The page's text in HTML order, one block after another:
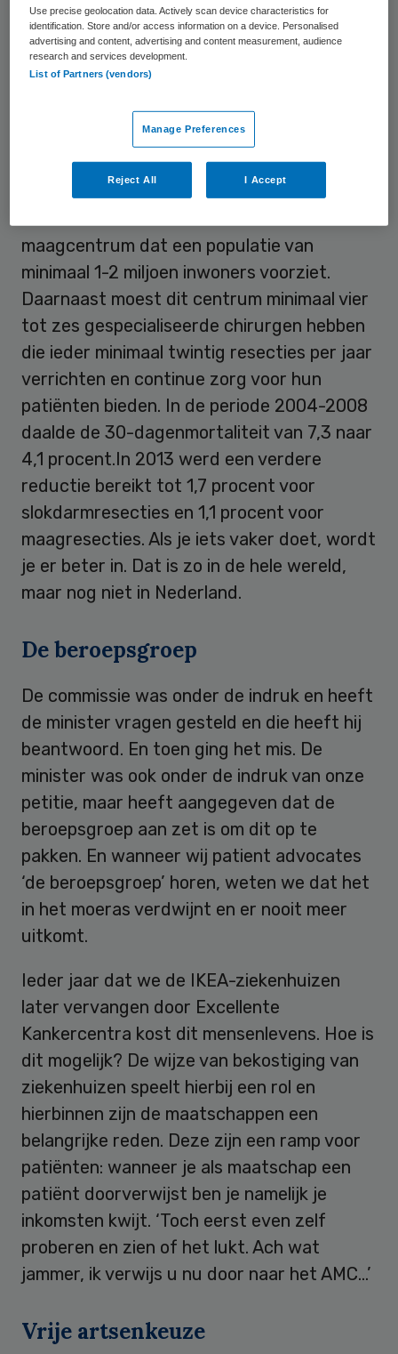
moeten stoppen. Wat wij voorstellen in de
petitie, zorgt ervoor dat de zorg voor
kankerpatiënten beter, sneller en
Een voorbeeld dat duidelijk maakt dat
concentratie werkt: In Engeland werden in
2001 afspraken gemaakt om de zorg te
maagcentrum dat een populatie van
minimaal 1-2 miljoen inwoners voorziet.
Daarnaast moest dit centrum minimaal vier
tot zes gespecialiseerde chirurgen hebben
die ieder minimaal twintig resecties per jaar
verrichten en continue zorg voor hun
patiënten bieden. In de periode 2004-2008
daalde de 30-dagenmortaliteit van 7,3 naar
4,1 procent.In 2013 werd een verdere
reductie bereikt tot 1,7 procent voor
slokdarmresecties en 1,1 procent voor
maagresecties. Als je iets vaker doet, wordt
je er beter in. Dat is zo in de hele wereld,
maar nog niet in Nederland.
De beroepsgroep
De commissie was onder de indruk en heeft
de minister vragen gesteld en die heeft hij
beantwoord. En toen ging het mis. De
minister was ook onder de indruk van onze
petitie, maar heeft aangegeven dat de
beroepsgroep aan zet is om dit op te
pakken. En wanneer wij patient advocates
‘de beroepsgroep’ horen, weten we dat het
in het moeras verdwijnt en er nooit meer
uitkomt.
Ieder jaar dat we de IKEA-ziekenhuizen
later vervangen door Excellente
Kankercentra kost dit mensenlevens. Hoe is
dit mogelijk? De wijze van bekostiging van
ziekenhuizen speelt hierbij een rol en
hierbinnen zijn de maatschappen een
belangrijke reden. Deze zijn een ramp voor
patiënten: wanneer je als maatschap een
patiënt doorverwijst ben je namelijk je
inkomsten kwijt. ‘Toch eerst even zelf
proberen en zien of het lukt. Ach wat
jammer, ik verwijs u nu door naar het AMC…’
Vrije artsenkeuze
Use precise geolocation data. Actively scan device characteristics for
identification. Store and/or access information on a device. Personalised
advertising and content, advertising and content measurement, audience
research and services development.
List of Partners (vendors)
Manage Preferences
Reject All I Accept